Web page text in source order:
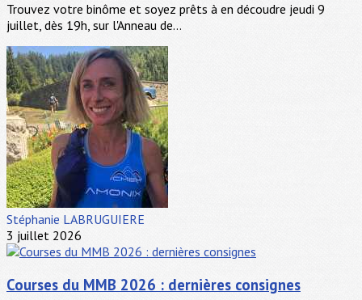
Trouvez votre binôme et soyez prêts à en découdre jeudi 9
juillet, dès 19h, sur l'Anneau de...
Stéphanie LABRUGUIERE
3 juillet 2026
Courses du MMB 2026 : dernières consignes